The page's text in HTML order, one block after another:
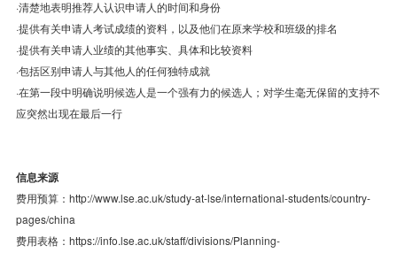
·清楚地表明推荐人认识申请人的时间和身份
·提供有关申请人考试成绩的资料，以及他们在原来学校和班级的排名
·提供有关申请人业绩的其他事实、具体和比较资料
·包括区别申请人与其他人的任何独特成就
·在第一段中明确说明候选人是一个强有力的候选人；对学生毫无保留的支持不
应突然出现在最后一行
信息来源
费用预算：http://www.lse.ac.uk/study-at-lse/international-students/country-
pages/china
费用表格：https://info.lse.ac.uk/staff/divisions/Planning-